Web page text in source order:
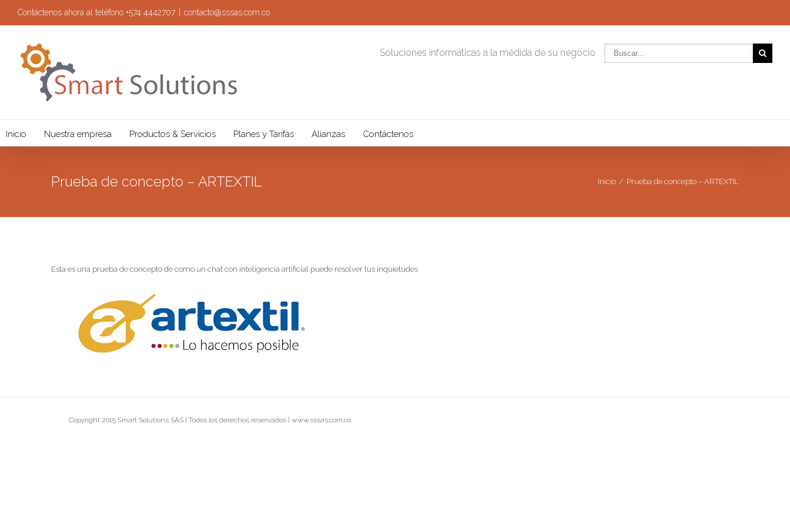
Contáctenos ahora al teléfono +574 4442707 contacto@sssas.com.co
Soluciones informáticas a la médida de su negocio
Inicio Nuestra empresa Productos & Servicios Planes y Tarifas Alianzas Contáctenos
Prueba de concepto – ARTEXTIL Inicio Prueba de concepto – ARTEXTIL
Esta es una prueba de concepto de como un chat con inteligencia artificial puede resolver tus inquietudes
Copyright 2015 Smart Solutions SAS | Todos los derechos reservados | www.sssas.com.co